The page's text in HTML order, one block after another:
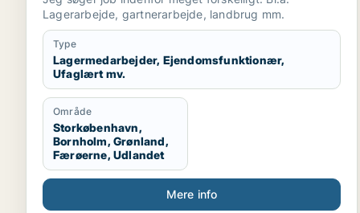
Lagerarbejde, gartnerarbejde, landbrug mm.
Type
Lagermedarbejder, Ejendomsfunktionær,
Ufaglært mv.
Område
Storkøbenhavn,
Bornholm, Grønland,
Færøerne, Udlandet
Mere info